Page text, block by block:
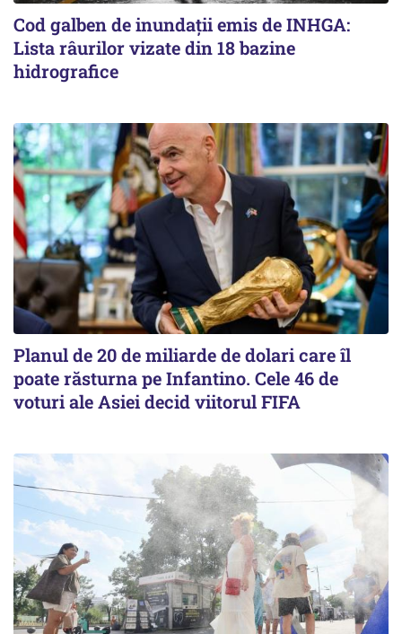
Cod galben de inundații emis de INHGA:
Lista râurilor vizate din 18 bazine
hidrografice
Planul de 20 de miliarde de dolari care îl
poate răsturna pe Infantino. Cele 46 de
voturi ale Asiei decid viitorul FIFA